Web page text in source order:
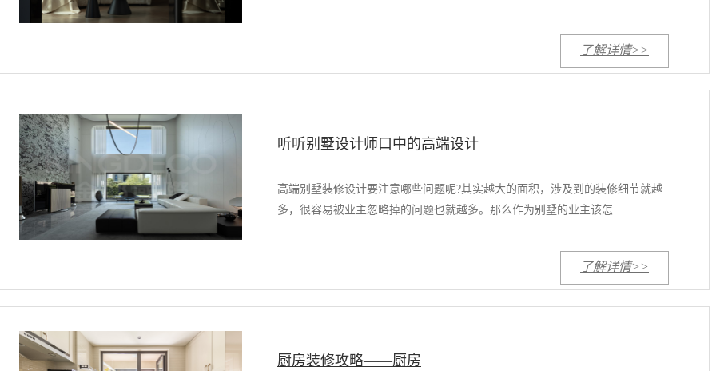
了解详情>>
听听别墅设计师口中的高端设计
高端别墅装修设计要注意哪些问题呢?其实越大的面积，涉及到的装修细节就越
多，很容易被业主忽略掉的问题也就越多。那么作为别墅的业主该怎...
了解详情>>
厨房装修攻略——厨房